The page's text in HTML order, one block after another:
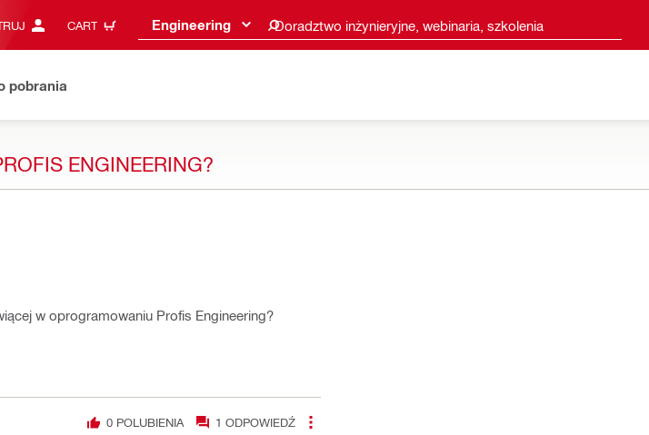
CART Engineering Doradztwo inżynieryjne, webinaria, szkolenia
pobrania
ENGINEERING?
w oprogramowaniu Profis Engineering?
0POLUBIENIA 1 ODPOWIEDŹ